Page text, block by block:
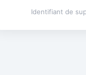
Identifiant de